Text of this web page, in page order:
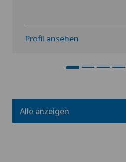
Profil ansehen
Alle anzeigen